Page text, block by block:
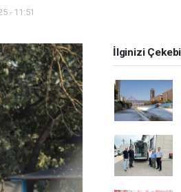
- 11:51
İlginizi